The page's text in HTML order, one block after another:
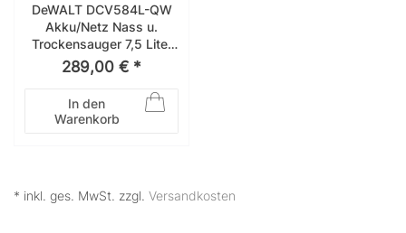
DeWALT DCV584L-QW
Akku/Netz Nass u.
Trockensauger 7,5 Liter
14,4 V/ 18V/ 54V
289,00 € *
In den
Warenkorb
* inkl. ges. MwSt. zzgl. Versandkosten